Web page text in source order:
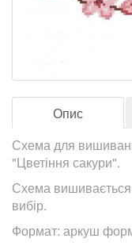
Опис
Схема для
"Цветіння сакури".
Схема
вибір.
Формат: аркуш